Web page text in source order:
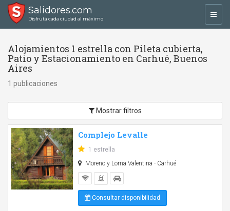
Salidores.com
Disfrutá cada ciudad al máximo
Alojamientos 1 estrella con Pileta cubierta,
Patio y Estacionamiento en Carhué, Buenos
Aires
1 publicaciones
Mostrar filtros
Complejo Levalle
1 estrella
Moreno y Loma Valentina - Carhué
Consultar disponibilidad